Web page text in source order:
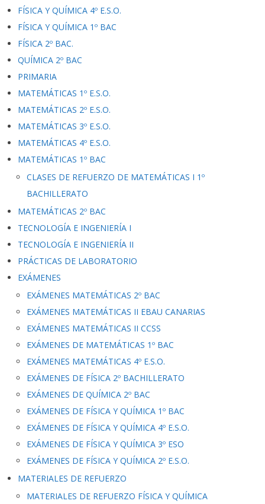
FÍSICA Y QUÍMICA 4º E.S.O.
FÍSICA Y QUÍMICA 1º BAC
FÍSICA 2º BAC.
QUÍMICA 2º BAC
PRIMARIA
MATEMÁTICAS 1º E.S.O.
MATEMÁTICAS 2º E.S.O.
MATEMÁTICAS 3º E.S.O.
MATEMÁTICAS 4º E.S.O.
MATEMÁTICAS 1º BAC
CLASES DE REFUERZO DE MATEMÁTICAS I 1º
BACHILLERATO
MATEMÁTICAS 2º BAC
TECNOLOGÍA E INGENIERÍA I
TECNOLOGÍA E INGENIERÍA II
PRÁCTICAS DE LABORATORIO
EXÁMENES
EXÁMENES MATEMÁTICAS 2º BAC
EXÁMENES MATEMÁTICAS II EBAU CANARIAS
EXÁMENES MATEMÁTICAS II CCSS
EXÁMENES DE MATEMÁTICAS 1º BAC
EXÁMENES MATEMÁTICAS 4º E.S.O.
EXÁMENES DE FÍSICA 2º BACHILLERATO
EXÁMENES DE QUÍMICA 2º BAC
EXÁMENES DE FÍSICA Y QUÍMICA 1º BAC
EXÁMENES DE FÍSICA Y QUÍMICA 4º E.S.O.
EXÁMENES DE FÍSICA Y QUÍMICA 3º ESO
EXÁMENES DE FÍSICA Y QUÍMICA 2º E.S.O.
MATERIALES DE REFUERZO
MATERIALES DE REFUERZO FÍSICA Y QUÍMICA